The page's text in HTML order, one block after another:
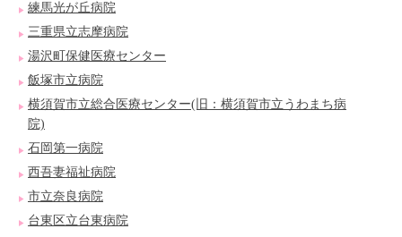
練馬光が丘病院
三重県立志摩病院
湯沢町保健医療センター
飯塚市立病院
横須賀市立総合医療センター(旧：横須賀市立うわまち病
院)
石岡第一病院
西吾妻福祉病院
市立奈良病院
台東区立台東病院